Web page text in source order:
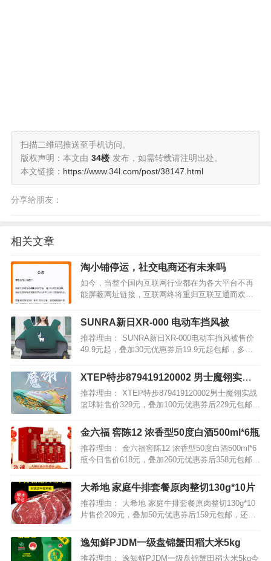
扫描二维码推送至手机访问。
版权声明：本文由 34楼 发布，如需转载请注明出处。
本文链接： https://www.34l.com/post/38147.html
分享给朋友：
相关文章
淘小铺停运，社交电商还有未来吗
如今，当整个国内互联网行业都在为各大平台不再
能屏蔽网址链接，互联网终将重归互联互通而欢呼
旗下应用淘小铺发布公告称，“由于业务策略调整，
商品交易等相关功能将于2021年10月11日晚间停
止。”在…
SUNRA新日XR-000 电动车挡风被
推荐理由： SUNRA新日XR-000电动车挡风被售价
49.9元起，叠加30元优惠券后19.9元起包邮，多款
层PVC防水，不惧雨雪天气，超大尺寸，厚实保
暖、挡风抗寒，结实耐用，整个冬季更温暖。…
XTEP特步879419120002 男士魔翎实战
篮球鞋
推荐理由： XTEP特步879419120002男士魔翎实战
篮球鞋售价329元，叠加100元优惠券后229元包邮。
位提升穿着体验，增迎接高强度的赛场对抗。鞋头
和鞋侧热熔材质补强设计，提升稳定性…
金六福 窖陈12 浓香型50度白酒500ml*6瓶
推荐理由： 金六福窖陈12 浓香型50度白酒500ml*6
瓶今日售价618元，叠加260元优惠券后358元包邮。
柔和；喜宴送礼的品质好酒，自带礼盒包装，过年
送长辈送亲戚倍有面儿！…
大希地 家庭牛排套餐原肉整切130g*10片
推荐理由： 大希地 家庭牛排套餐原肉整切130g*10
片售价209元，叠加50元优惠券后159元包邮，还送
牛排120g*5、约翰逊热爱眼肉牛排130g*5。整块切
割，通过精心腌制，保留了牛肉本…
逸知鲜PJDM一级盘锦蟹田稻大米5kg
推荐理由： 逸知鲜PJDM一级盘锦蟹田稻大米5kg今